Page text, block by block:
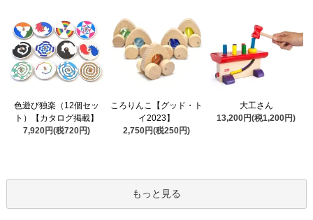
色遊び独楽（12個セッ
ト）【カタログ掲載】
7,920円(税720円)
ころりんこ【グッド・ト
イ2023】
2,750円(税250円)
大工さん
13,200円(税1,200円)
もっと見る